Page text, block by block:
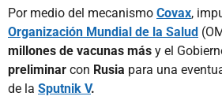
Por medio del mecanismo Covax,
Organización Mundial de la Salud
millones de vacunas más y el
preliminar con Rusia para una
de la Sputnik V.